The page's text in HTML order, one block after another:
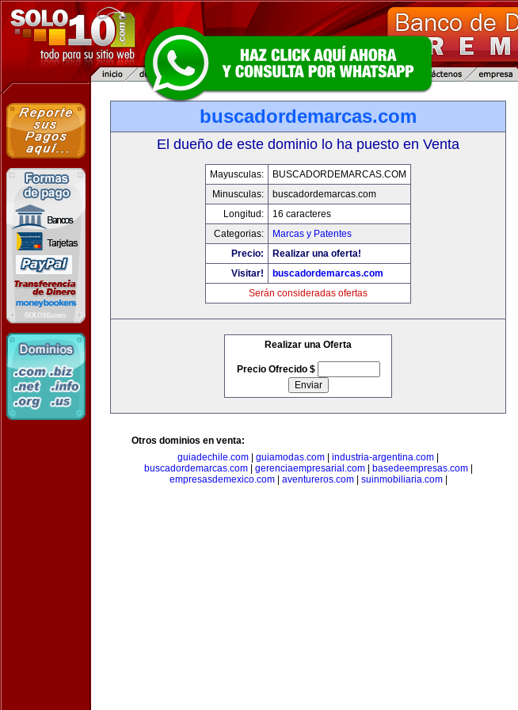
buscadordemarcas.com
El dueño de este dominio lo ha puesto en Venta
Mayusculas:
BUSCADORDEMARCAS.COM
Minusculas:
buscadordemarcas.com
Longitud:
16 caracteres
Categorias:
Marcas y Patentes
Precio:
Realizar una oferta!
Visitar!
buscadordemarcas.com
Serán consideradas ofertas
Realizar una Oferta
Precio Ofrecido $
Otros dominios en venta:
guiadechile.com
guiamodas.com industria-argentina.com
buscadordemarcas.com| gerenciaempresarial.com| basedeempresas.com|
empresasdemexico.com| aventureros.com| suinmobiliaria.com|